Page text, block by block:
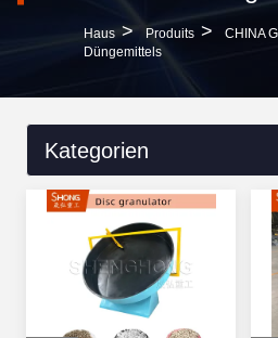
Haus > Produits >
CHINA
Düngemittels
Kategorien